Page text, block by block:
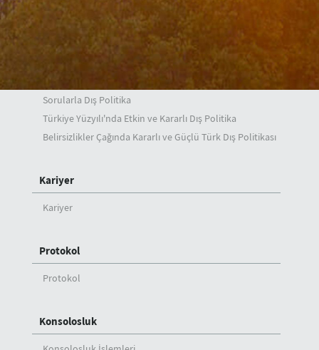
Temel Dış Politika Konuları
Bölgeler
Uluslararası Kuruluşlar ve İlişkilerimiz
Yurtdışı Tanıtım ve Kültür İşleri
Sorularla Dış Politika
Türkiye Yüzyılı'nda Etkin ve Kararlı Dış Politika
Belirsizlikler Çağında Kararlı ve Güçlü Türk Dış Politikası
Kariyer
Kariyer
Protokol
Protokol
Konsolosluk